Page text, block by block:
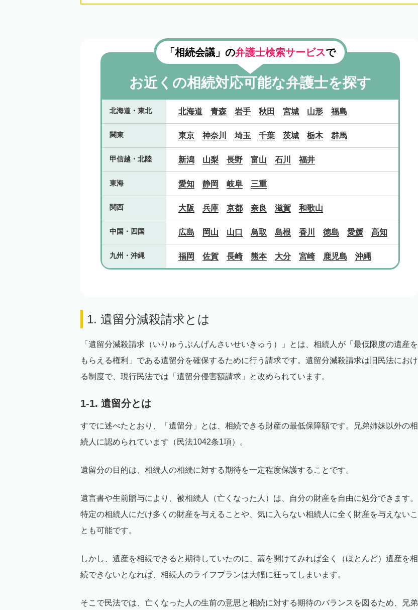
「相続会議」の弁護士検索サービスで
お近くの相続対応可能な弁護士を探す
北海道 ・ 東北 北海道 青森 岩手 秋田 宮城 山形 福島
関東 東京 神奈川 埼玉 千葉 茨城 栃木 群馬
甲信越 ・ 北陸 新潟 山梨 長野 富山 石川 福井
東海 愛知 静岡 岐阜 三重
関西 大阪 兵庫 京都 奈良 滋賀 和歌山
中国 ・ 四国 広島 岡山 山口 鳥取 島根 香川 徳島 愛媛 高知
九州 ・ 沖縄 福岡 佐賀 長崎 熊本 大分 宮崎 鹿児島 沖縄
1. 遺留分減殺請求とは
「遺留分減殺請求（いりゅうぶんげんさいせいきゅう）」とは、相続人が「最低限度の遺産を
もらえる権利」である遺留分を確保するために行う請求です。遺留分減殺請求は旧民法におけ
る制度で、現行民法では「遺留分侵害額請求」と改められています。
1-1. 遺留分とは
すでに述べたとおり、「遺留分」とは、相続できる財産の最低保障額です。兄弟姉妹以外の相
続人に認められています（民法1042条1項）。
遺留分の目的は、相続人の相続に対する期待を一定程度保護することです。
遺言書や生前贈与により、被相続人（亡くなった人）は、自分の財産を自由に処分できます。
特定の相続人にだけ多くの財産を与えることや、気に入らない相続人に全く財産を与えないこ
とも可能です。
しかし、遺産を相続できると期待していたのに、蓋を開けてみれば全く（ほとんど）遺産を相
続できないとなれば、相続人のライフプランは大幅に狂ってしまいます。
そこで民法では、亡くなった人の生前の意思と相続に対する期待のバランスを図るため、兄弟